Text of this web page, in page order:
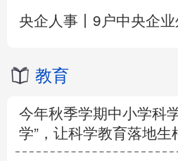
央企人事丨9户中央企
教育
今年秋季学期中小学科
学”，让科学教育落地生